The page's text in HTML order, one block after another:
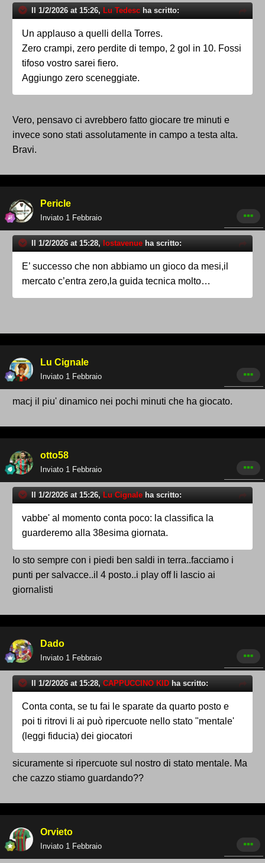
Il 1/2/2026 at 15:26, Lu Tedesc ha scritto:
Un applauso a quelli della Torres.
Zero crampi, zero perdite di tempo, 2 gol in 10. Fossi
tifoso vostro sarei fiero.
Aggiungo zero sceneggiate.
Vero, pensavo ci avrebbero fatto giocare tre minuti e
invece sono stati assolutamente in campo a testa alta.
Bravi.
Pericle
Inviato 1 Febbraio
Il 1/2/2026 at 15:28, lostavenue ha scritto:
E’ successo che non abbiamo un gioco da mesi,il
mercato c’entra zero,la guida tecnica molto…
Lu Cignale
Inviato 1 Febbraio
macj il piu' dinamico nei pochi minuti che ha giocato.
otto58
Inviato 1 Febbraio
Il 1/2/2026 at 15:26, Lu Cignale ha scritto:
vabbe' al momento conta poco: la classifica la
guarderemo alla 38esima giornata.
Io sto sempre con i piedi ben saldi in terra..facciamo i
punti per salvacce..il 4 posto..i play off li lascio ai
giornalisti
Dado
Inviato 1 Febbraio
Il 1/2/2026 at 15:28, CAPPUCCINO KID ha scritto:
Conta conta, se tu fai le sparate da quarto posto e
poi ti ritrovi li ai può ripercuote nello stato "mentale'
(leggi fiducia) dei giocatori
sicuramente si ripercuote sul nostro di stato mentale. Ma
che cazzo stiamo guardando??
Orvieto
Inviato 1 Febbraio